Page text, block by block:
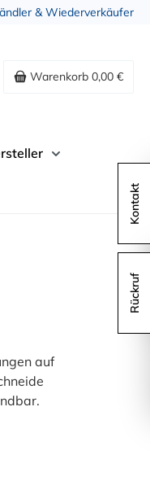
& Wiederverkäufer
Warenkorb 0,00 €
auf
Kontakt
Rückruf